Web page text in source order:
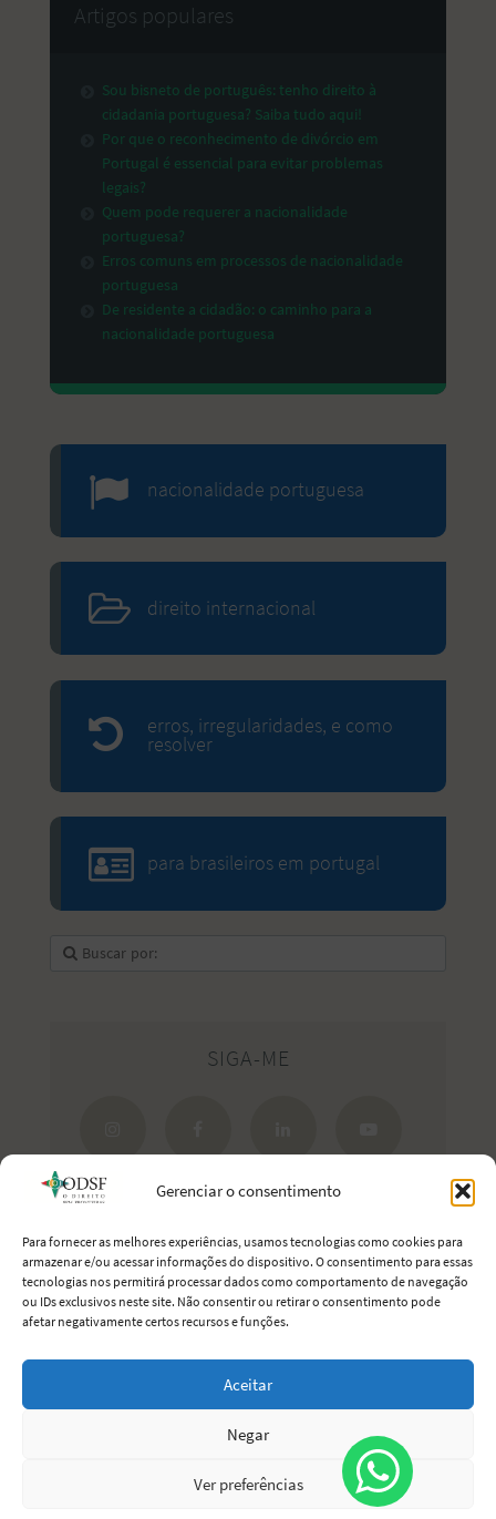
Gerenciar o consentimento
Para fornecer as melhores experiências, usamos tecnologias como cookies para
armazenar e/ou acessar informações do dispositivo. O consentimento para essas
tecnologias nos permitirá processar dados como comportamento de navegação
ou IDs exclusivos neste site. Não consentir ou retirar o consentimento pode
afetar negativamente certos recursos e funções.
Aceitar
Negar
Ver preferências
Artigos populares
Sou bisneto de português: tenho direito à
cidadania portuguesa? Saiba tudo aqui!
Por que o reconhecimento de divórcio em
Portugal é essencial para evitar problemas
legais?
Quem pode requerer a nacionalidade
portuguesa?
Erros comuns em processos de nacionalidade
portuguesa
De residente a cidadão: o caminho para a
nacionalidade portuguesa
nacionalidade portuguesa
direito internacional
erros, irregularidades, e como
resolver
para brasileiros em portugal
SIGA-ME
Estreite seus laços com Portugal.
Imprensa
Lives
Escritório Contato Privacidade